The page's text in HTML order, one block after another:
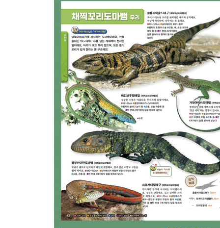
갑옷도마뱀 등의 무리 74
도마뱀 등의 무리 75
장님도마뱀 무리 79
장지뱀 무리 80
채찍꼬리도마뱀 무리 82
도마뱀붙이 등의 무리 83
왕도마뱀 무리 88
독도마뱀 무리 91
중국악어도마뱀, 바다왕도마뱀 무리 92